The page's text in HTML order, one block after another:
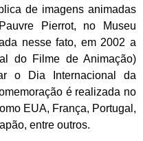
de imagens animadas
Pierrot, no Museu
nesse fato, em 2002 a
do Filme de Animação)
o Dia Internacional da
é realizada no
EUA, França, Portugal,
entre outros.